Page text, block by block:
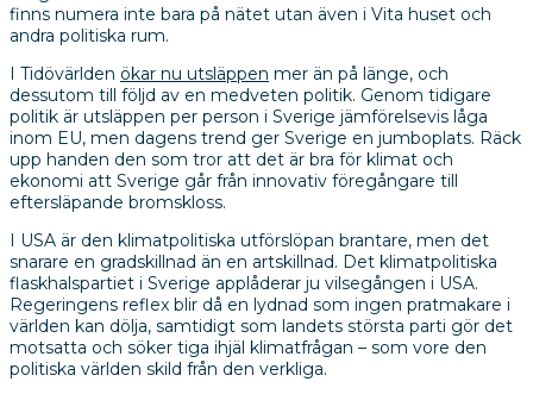
finns numera inte bara på nätet utan även i Vita huset och
andra politiska rum.
I Tidövärlden ökar nu utsläppen mer än på länge, och
dessutom till följd av en medveten politik. Genom tidigare
politik är utsläppen per person i Sverige jämförelsevis låga
inom EU, men dagens trend ger Sverige en jumboplats. Räck
upp handen den som tror att det är bra för klimat och
ekonomi att Sverige går från innovativ föregångare till
eftersläpande bromskloss.
I USA är den klimatpolitiska utförslöpan brantare, men det
snarare en gradskillnad än en artskillnad. Det klimatpolitiska
flaskhalspartiet i Sverige applåderar ju vilsegången i USA.
Regeringens reflex blir då en lydnad som ingen pratmakare i
världen kan dölja, samtidigt som landets största parti gör det
motsatta och söker tiga ihjäl klimatfrågan – som vore den
politiska världen skild från den verkliga.